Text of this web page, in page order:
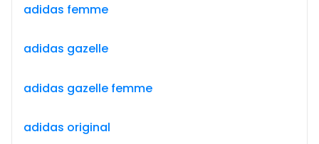
adidas femme
adidas gazelle
adidas gazelle femme
adidas original